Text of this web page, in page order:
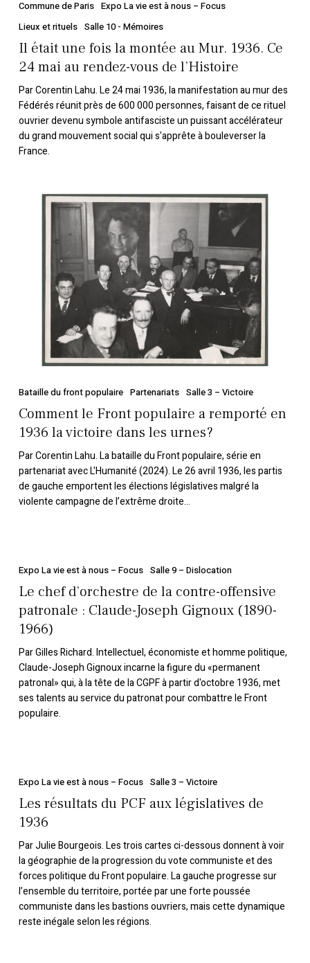
Commune de Paris Expo La vie est à nous – Focus
Lieux et rituels Salle 10 - Mémoires
Il était une fois la montée au Mur. 1936. Ce
24 mai au rendez-vous de l’Histoire
Par Corentin Lahu. Le 24 mai 1936, la manifestation au mur des
Fédérés réunit près de 600 000 personnes, faisant de ce rituel
ouvrier devenu symbole antifasciste un puissant accélérateur
du grand mouvement social qui s'apprête à bouleverser la
France.
Comment
remporté
victoire
Bataille du front populaire Partenariats Salle 3 – Victoire
Comment le Front populaire a remporté en
1936 la victoire dans les urnes?
Par Corentin Lahu. La bataille du Front populaire, série en
partenariat avec L'Humanité (2024). Le 26 avril 1936, les partis
de gauche emportent les élections législatives malgré la
violente campagne de l’extrême droite...
chef
d’orchestre
de
la
contre-
offensive
patronale :
Claude-
Joseph
Gignoux
Expo La vie est à nous – Focus Salle 9 – Dislocation
Le chef d’orchestre de la contre-offensive
patronale : Claude-Joseph Gignoux (1890-
1966)
Par Gilles Richard. Intellectuel, économiste et homme politique,
Claude-Joseph Gignoux incarne la figure du «permanent
patronal» qui, à la tête de la CGPF à partir d'octobre 1936, met
ses talents au service du patronat pour combattre le Front
populaire.
résultats
du
PCF
aux
législatives
de
1936
Expo La vie est à nous – Focus Salle 3 – Victoire
Les résultats du PCF aux législatives de
1936
Par Julie Bourgeois. Les trois cartes ci-dessous donnent à voir
la géographie de la progression du vote communiste et des
forces politique du Front populaire. La gauche progresse sur
l’ensemble du territoire, portée par une forte poussée
communiste dans les bastions ouvriers, mais cette dynamique
reste inégale selon les régions.